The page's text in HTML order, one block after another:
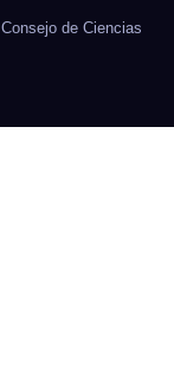
Consejo de Ciencias